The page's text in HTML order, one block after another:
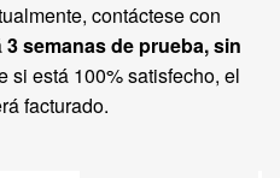
contáctese con
3 semanas de prueba, sin
si está 100% satisfecho, el
facturado.